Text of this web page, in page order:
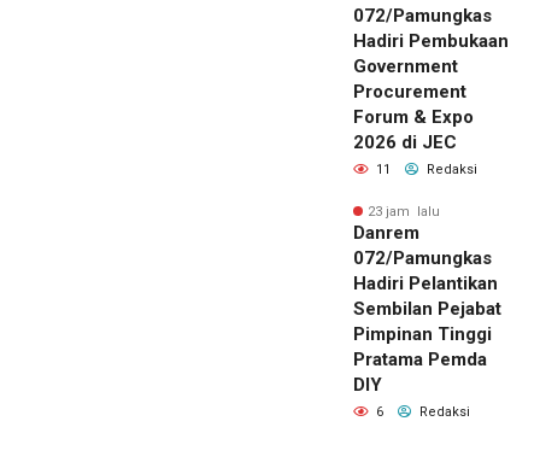
072/Pamungkas
Hadiri Pembukaan
Government
Procurement
Forum & Expo
2026 di JEC
11 Redaksi
23 jam lalu
Danrem
072/Pamungkas
Hadiri Pelantikan
Sembilan Pejabat
Pimpinan Tinggi
Pratama Pemda
DIY
6 Redaksi